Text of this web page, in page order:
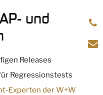
und
Releases
Regressionstests
Experten der W+W